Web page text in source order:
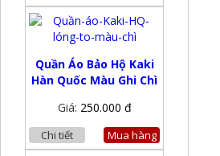
Quần Áo Bảo Hộ Kaki
Hàn Quốc Màu Ghi Chì
Giá: 250.000 đ
Chi tiết Mua hàng